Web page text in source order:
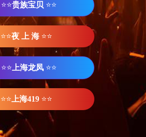
⭐⭐贵族宝贝 ⭐⭐
⭐⭐夜 上 海 ⭐⭐
⭐⭐ 上海龙凤 ⭐⭐
⭐⭐ 上海419 ⭐⭐